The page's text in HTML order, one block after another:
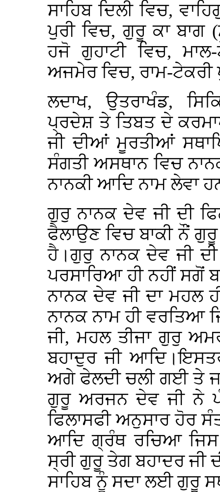
ਸਾਹਿਬ ਦਿਲੀ ਵਿਚ,
ਪੁਰੀ ਵਿਚ, ਗੁਰੂ ਕਾ ਬਾਗ
ਹਜੋ ਗੁਹਾਟੀ ਵਿਚ,
ਅਜਮੇਰ ਵਿਚ, ਰਾਮ-ਟੇਕਰੀ
ਲਦਾਖ, ਉਤਰਾਖੰਡ,
ਪ੍ਰਦੇਸ਼ ਤੇ ਤਿਬਤ ਦੇ
ਜੀ ਦੀਆਂ ਮੂਰਤੀਆਂ
ਸੰਗਤੀ ਅਸਥਾਨ ਵਿਚ
ਨਾਨਕੀ ਆਦਿ ਨਾਮ ਲੇਵਾ
ਗੁਰੁ ਨਾਨਕ ਦੇਵ ਜੀ ਦੀ
ਫੈਲਾਉਣ ਵਿਚ ਬਾਕੀ ਨੌਂ
ਹੈ।ਗੁਰੁ ਨਾਨਕ ਦੇਵ ਜੀ
ਪਰਸਾਰਿਆ ਹੀ ਨਹੀਂ ਸਗੋਂ
ਨਾਨਕ ਦੇਵ ਜੀ ਦਾ ਮਹਲ
ਨਾਨਕ ਨਾਮ ਹੀ ਵਰਤਿਆ
ਜੀ, ਮਹਲ ਤੀਜਾ ਗੁਰੁ
ਬਹਾਦੁਰ ਜੀ
ਅਗੇ ਫੇਲਦੀ ਚਲੀ ਗਈ ਤੇ
ਗੁਰੂ ਅਰਜਨ ਦੇਵ ਜੀ ਨੇ
ਫਿਲਾਸਫੀ ਅਨੁਸਾਰ ਹੋਰ
ਆਦਿ ਗ੍ਰੰਥ ਰਚਿਆ
ਸ੍ਰੀ ਗੁਰੂ ਤੇਗ ਬਹਾਦਰ ਜੀ
ਸਾਹਿਬ ਨੂੰ ਸਦਾ ਲਈ ਗੁਰੂ